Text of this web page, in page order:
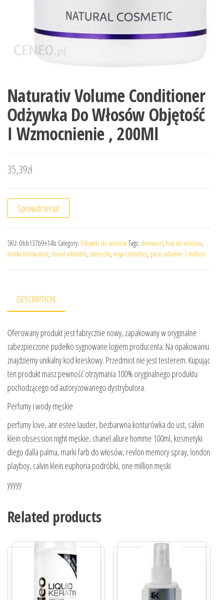
Naturativ Volume Conditioner
Odżywka Do Włosów Objętość
I Wzmocnienie , 200Ml
35,39zł
Sprawdź teraz!
SKU: 0bb137b9e14b Category: Odżywki do włosówTags: dermacol, hna do wlosow,
holika holika aloe, loreal infallible, maseczki, miya cosmetics, paco rabanne 1 million
DESCRIPTION
Oferowany produkt jest fabrycznie nowy, zapakowany w oryginalne
zabezpieczone pudełko sygnowane logiem producenta. Na opakowaniu
znajdziemy unikalny kod kreskowy. Przedmiot nie jest testerem. Kupując
ten produkt masz pewność otrzymania 100% oryginalnego produktu
pochodzącego od autoryzowanego dystrybutora.
Perfumy i wody męskie
perfumy love, anr estee lauder, bezbarwna konturówka do ust, calvin
klein obsession night męskie, chanel allure homme 100ml, kosmetyki
diego dalla palma, marki farb do włosów, revlon memory spray, london
playboy, calvin klein euphoria podróbki, one million męski
yyyyy
Related products